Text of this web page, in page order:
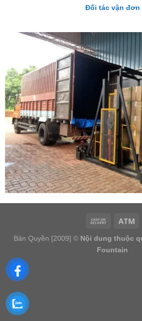
Đối tác vận đơn
Bản Quyền [2009] © Nội dung thuộc
Fountain